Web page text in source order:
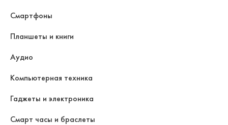
Смартфоны
Планшеты и книги
Аудио
Компьютерная техника
Гаджеты и электроника
Смарт часы и браслеты